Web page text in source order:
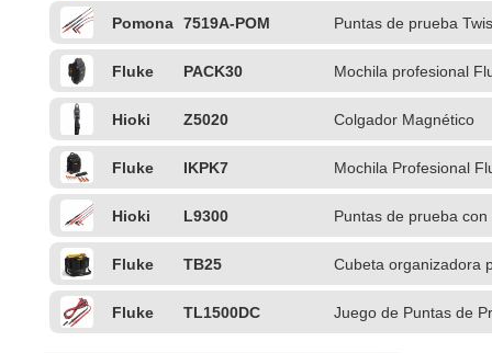
Pomona 7519A-POM Puntas de prueba
Fluke PACK30 Mochila profesional
Hioki Z5020 Colgador Magnético
Fluke IKPK7
Mochila Profesional
Hioki
L9300 Puntas de prueba
Fluke TB25 Cubeta organizadora
Fluke TL1500DC Juego de Puntas de